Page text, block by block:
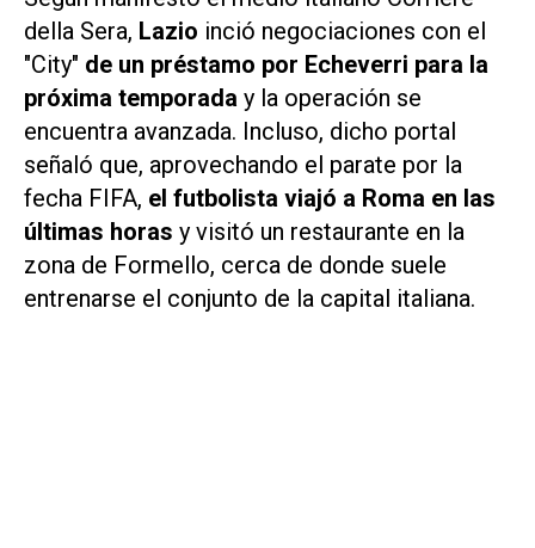
della Sera, Lazio inció negociaciones con el
"City" de un préstamo por Echeverri para la
próxima temporada y la operación se
encuentra avanzada. Incluso, dicho portal
señaló que, aprovechando el parate por la
fecha FIFA, el futbolista viajó a Roma en las
últimas horas y visitó un restaurante en la
zona de Formello, cerca de donde suele
entrenarse el conjunto de la capital italiana.